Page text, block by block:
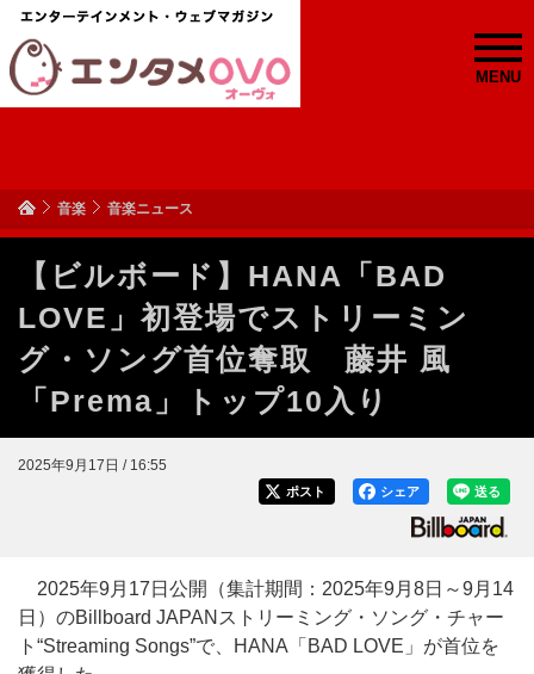
MENU
音楽 音楽ニュース
【ビルボード】HANA「BAD
LOVE」初登場でストリーミン
グ・ソング首位奪取 藤井 風
「Prema」トップ10入り
2025年9月17日 / 16:55
送る
シェア
ポスト
2025年9月17日公開（集計期間：2025年9月8日～9月14
日）のBillboard JAPANストリーミング・ソング・チャー
ト“Streaming Songs”で、HANA「BAD LOVE」が首位を